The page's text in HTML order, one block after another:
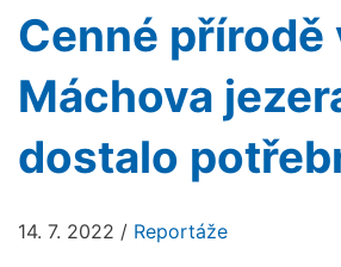
Cenné přírodě
Máchova
dostalo
14. 7. 2022 / Reportáže